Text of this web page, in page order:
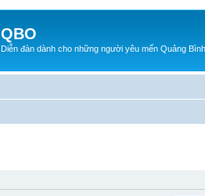
QBO
Diễn đàn dành cho những người yêu mến Quảng Bình